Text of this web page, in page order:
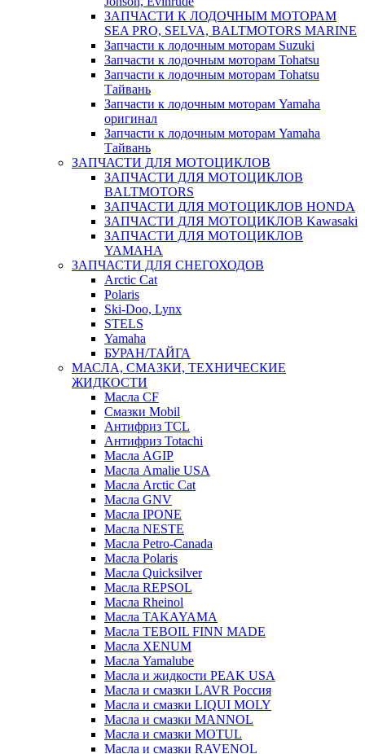
ЗАПЧАСТИ К ЛОДОЧНЫМ МОТОРАМ
SEA PRO, SELVA, BALTMOTORS MARINE
Запчасти к лодочным моторам Suzuki
Запчасти к лодочным моторам Tohatsu
Запчасти к лодочным моторам Tohatsu
Тайвань
Запчасти к лодочным моторам Yamaha
оригинал
Запчасти к лодочным моторам Yamaha
Тайвань
ЗАПЧАСТИ ДЛЯ МОТОЦИКЛОВ
ЗАПЧАСТИ ДЛЯ МОТОЦИКЛОВ
BALTMOTORS
ЗАПЧАСТИ ДЛЯ МОТОЦИКЛОВ HONDA
ЗАПЧАСТИ ДЛЯ МОТОЦИКЛОВ Kawasaki
ЗАПЧАСТИ ДЛЯ МОТОЦИКЛОВ
YAMAHA
ЗАПЧАСТИ ДЛЯ СНЕГОХОДОВ
Arctic Cat
Polaris
Ski-Doo, Lynx
STELS
Yamaha
БУРАН/ТАЙГА
МАСЛА, СМАЗКИ, ТЕХНИЧЕСКИЕ
ЖИДКОСТИ
Масла CF
Смазки Mobil
Антифриз TCL
Антифриз Totachi
Масла AGIP
Масла Amalie USA
Масла Arctic Cat
Масла GNV
Масла IPONE
Масла NESTE
Масла Petro-Canada
Масла Polaris
Масла Quicksilver
Масла REPSOL
Масла Rheinol
Масла TAKAYAMA
Масла TEBOIL FINN MADE
Масла XENUM
Масла Yamalube
Масла и жидкости PEAK USA
Масла и смазки LAVR Россия
Масла и смазки LIQUI MOLY
Масла и смазки MANNOL
Масла и смазки MOTUL
Масла и смазки RAVENOL